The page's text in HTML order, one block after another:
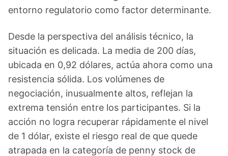
entorno regulatorio como factor determinante.
Desde la perspectiva del análisis técnico, la
situación es delicada. La media de 200 días,
ubicada en 0,92 dólares, actúa ahora como una
resistencia sólida. Los volúmenes de
negociación, inusualmente altos, reflejan la
extrema tensión entre los participantes. Si la
acción no logra recuperar rápidamente el nivel
de 1 dólar, existe el riesgo real de que quede
atrapada en la categoría de penny stock de